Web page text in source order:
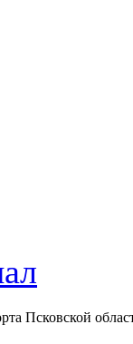
Псковской